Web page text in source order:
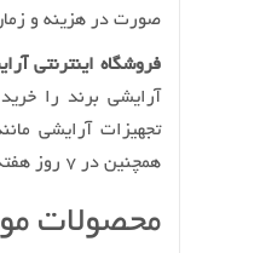
صورت در هزینه و
فروشگاه اینترنتی
آرایشی برند را
تجهیزات آرایشی
همچنین در ۷ روز هفته و به صورت ۲۴ ساعته در دسترس هستند و آماده پشتیبانی می باشد.
محصولات